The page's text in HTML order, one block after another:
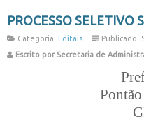
Categoria: Editais
Publicado:
Escrito por Secretaria de